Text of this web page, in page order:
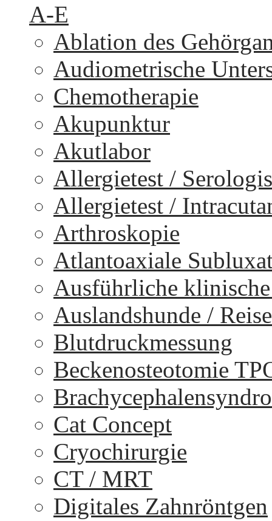
A-E
Ablation des
Audiometrische
Chemotherapie
Akupunktur
Akutlabor
Allergietest /
Allergietest /
Arthroskopie
Atlantoaxiale
Ausführliche
Auslandshunde /
Blutdruckmessung
Beckenosteotomie
Cat Concept
Cryochirurgie
CT / MRT
Digitales Zahnröntgen